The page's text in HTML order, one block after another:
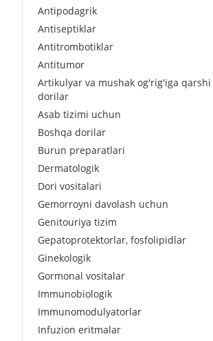
Antipodagrik
Antiseptiklar
Antitrombotiklar
Antitumor
Artikulyar va mushak og'rig'iga qarshi
dorilar
Asab tizimi uchun
Boshqa dorilar
Burun preparatlari
Dermatologik
Dori vositalari
Gemorroyni davolash uchun
Genitouriya tizim
Gepatoprotektorlar, fosfolipidlar
Ginekologik
Gormonal vositalar
Immunobiologik
Immunomodulyatorlar
Infuzion eritmalar